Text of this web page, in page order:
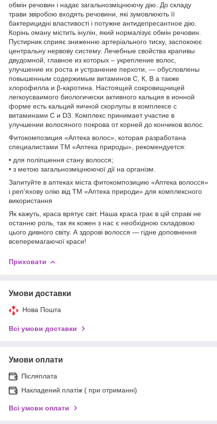
обмін речовин і надає загальнозміцнюючу дію. До складу
трави звіробою входять речовини, які зумовлюють її
бактерицидні властивості і потужне антидепресантное дію.
Корінь оману містить інулін, який нормалізує обмін речовин.
Пустирник сприяє зниженню артеріального тиску, заспокоює
центральну нервову систему. Лечебные свойства крапивы
двудомной, главное из которых – укрепление волос,
улучшение их роста и устранение перхоти, — обусловлены
повышенным содержимым витаминов С, К, В а также
хлорофилла и β-каротина. Настоящей сокровищницей
легкоусваимого биологически активного кальция в ионной
форме есть кальций яичной скорлупы в комплексе с
витаминами С и D3. Комплекс принимает участие в
улучшении волосяного покрова от корней до кончиков волос.
Фитокомпозиция «Аптека волос», которая разработана
специалистами ТМ «Аптека природы», рекомендуется:
• для поліпшення стану волосся;
• з метою загальнозміцнюючої дії на організм.
Запитуйте в аптеках міста фитокомпозицию «Аптека волосся»
і реп'яхову олію від ТМ «Аптека природи» для комплексного
використання
Як кажуть, краса врятує світ. Наша краса грає в цій справі не
останню роль, так як кожен з нас є необхідною складовою
цього дивного світу. А здорові волосся — гідне доповнення
всеперемагаючої краси!
Приховати
Умови доставки
Нова Пошта
Всі умови доставки
Умови оплати
Післяплата
Накладений платіж ( при отриманні)
Всі умови оплати